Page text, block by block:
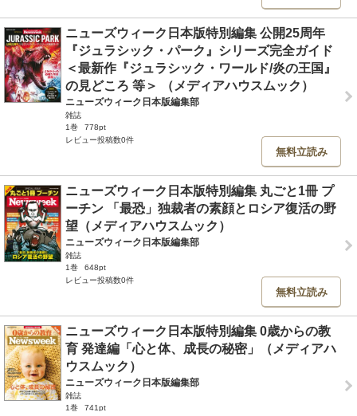
ニューズウィーク日本版特別編集 公開25周年
『ジュラシック・パーク』シリーズ完全ガイド
＜最新作『ジュラシック・ワールド/炎の王国』
の見どころ 等＞ （メディアハウスムック）
ニューズウィーク日本版編集部
雑誌
1巻
778pt
レビュー投稿数0件
無料立読み
ニューズウィーク日本版特別編集 丸ごと1冊 プ
ーチン 「最恐」独裁者の素顔とロシア復活の野
望（メディアハウスムック）
ニューズウィーク日本版編集部
雑誌
1巻
648pt
レビュー投稿数0件
無料立読み
ニューズウィーク日本版特別編集 0歳からの教
育 発達編「心と体、成長の秘密」（メディアハ
ウスムック）
ニューズウィーク日本版編集部
雑誌
1巻
741pt